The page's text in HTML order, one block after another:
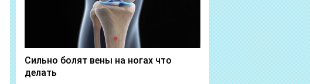
Сильно болят вены на ногах что
делать